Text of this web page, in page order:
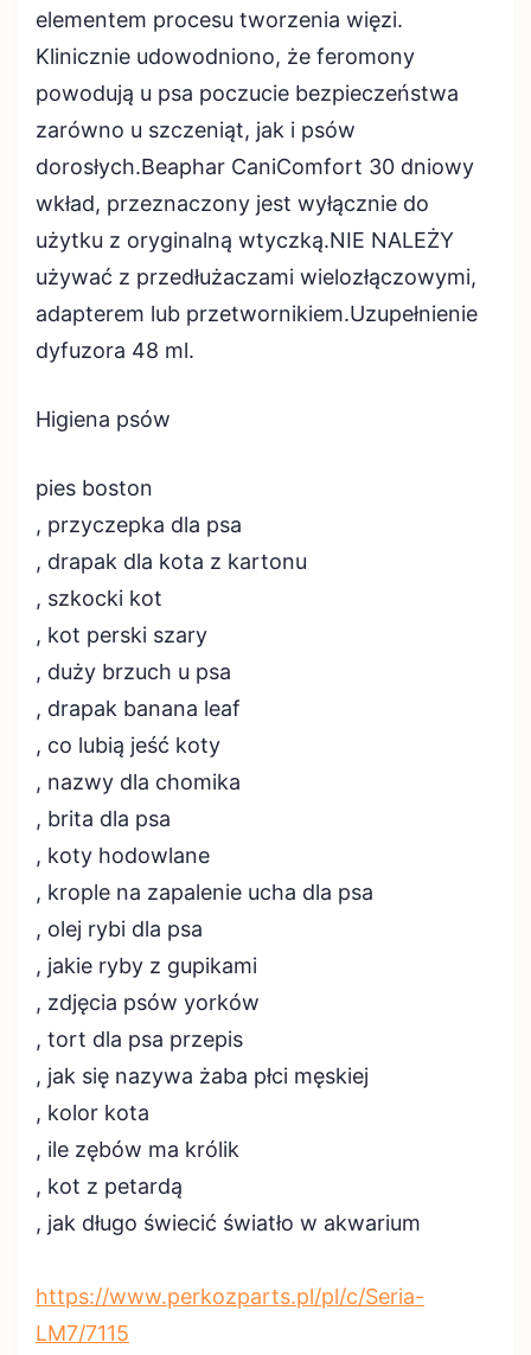
elementem procesu tworzenia więzi.
Klinicznie udowodniono, że feromony
powodują u psa poczucie bezpieczeństwa
zarówno u szczeniąt, jak i psów
dorosłych.Beaphar CaniComfort 30 dniowy
wkład, przeznaczony jest wyłącznie do
użytku z oryginalną wtyczką.NIE NALEŻY
używać z przedłużaczami wielozłączowymi,
adapterem lub przetwornikiem.Uzupełnienie
dyfuzora 48 ml.
Higiena psów
pies boston
, przyczepka dla psa
, drapak dla kota z kartonu
, szkocki kot
, kot perski szary
, duży brzuch u psa
, drapak banana leaf
, co lubią jeść koty
, nazwy dla chomika
, brita dla psa
, koty hodowlane
, krople na zapalenie ucha dla psa
, olej rybi dla psa
, jakie ryby z gupikami
, zdjęcia psów yorków
, tort dla psa przepis
, jak się nazywa żaba płci męskiej
, kolor kota
, ile zębów ma królik
, kot z petardą
, jak długo świecić światło w akwarium
https://www.perkozparts.pl/pl/c/Seria-
LM7/7115